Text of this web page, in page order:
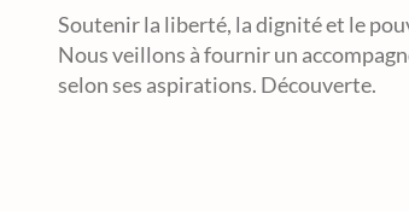
Soutenir la liberté, la dignité et le
Nous veillons à fournir un
selon ses aspirations. Découverte.